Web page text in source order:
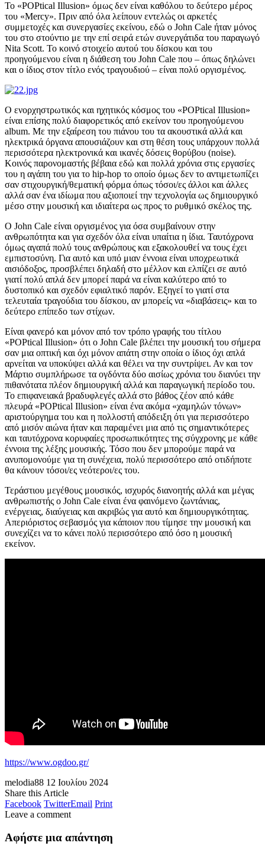
Το «POPtical Illusion» όμως δεν είναι καθόλου το δεύτερο μέρος
του «Mercy». Πριν από όλα λείπουν εντελώς οι αρκετές
συμμετοχές και συνεργασίες εκείνου, εδώ ο John Cale ήταν μόνος
του στο στούντιο με την επί σειρά ετών συνεργάτιδα του παραγωγό
Nita Scott. Το κοινό στοιχείο αυτού του δίσκου και του
προηγούμενου είναι η διάθεση του John Cale που – όπως δηλώνει
και ο ίδιος στον τίτλο ενός τραγουδιού – είναι πολύ οργισμένος.
Ο ενορχηστρωτικός και ηχητικός κόσμος του «POPtical Illusion»
είναι επίσης πολύ διαφορετικός από εκείνον του προηγούμενου
album. Με την εξαίρεση του πιάνου του τα ακουστικά αλλά και
ηλεκτρικά όργανα απουσιάζουν και στη θέση τους υπάρχουν πολλά
περισσότερα ηλεκτρονικά και ικανές δόσεις θορύβου (noise).
Κοινός παρονομαστής βέβαια εδώ και πολλά χρόνια στις εργασίες
του η αγάπη του για το hip-hop το οποίο όμως δεν το αντιμετωπίζει
σαν στιχουργική/θεματική φόρμα όπως τόσοι/ες άλλοι και άλλες
αλλά σαν ένα ιδίωμα που αξιοποιεί την τεχνολογία ως δημιουργικό
μέσο στην μουσική και ιδιαίτερα ως προς το ρυθμικό σκέλος της.
Ο John Cale είναι οργισμένος για όσα συμβαίνουν στην
ανθρωπότητα και για σχεδόν όλα είναι υπαίτια η ίδια. Ταυτόχρονα
όμως αγαπά πολύ τους ανθρώπους και εξακολουθεί να τους έχει
εμπιστοσύνη. Για αυτό και υπό μιαν έννοια είναι υποχρεωτικά
αισιόδοξος, προσβλέπει δηλαδή στο μέλλον και ελπίζει σε αυτό
γιατί πολύ απλά δεν μπορεί παρά να είναι καλύτερο από το
δυστοπικό και σχεδόν εφιαλτικό παρόν. Εξηγεί το γιατί στα
τελευταία τραγούδια του δίσκου, αν μπορείς να «διαβάσεις» και το
δεύτερο επίπεδο των στίχων.
Είναι φανερό και μόνον από τον τρόπο γραφής του τίτλου
«POPtical Illusion» ότι ο John Cale βλέπει την μουσική του σήμερα
σαν μια οπτική και όχι μόνον απάτη στην οποία ο ίδιος όχι απλά
αρνείται να υποκύψει αλλά και θέλει να την συντρίψει. Αν και τον
Μάρτιο συμπλήρωσε τα ογδόντα δύο αισίως χρόνια του διανύει την
πιθανότατα πλέον δημιουργική αλλά και παραγωγική περίοδο του.
Το επιφανειακά βραδυφλεγές αλλά στο βάθος ζέον από κάθε
πλευρά «POPtical Illusion» είναι ένα ακόμα «χαμηλών τόνων»
αριστούργημα του και η πολλοστή απόδειξη ότι για περισσότερο
από μισόν αιώνα ήταν και παραμένει μια από τις σημαντικότερες
και ταυτόχρονα κορυφαίες προσωπικότητες της σύγχρονης με κάθε
έννοια της λέξης μουσικής. Τόσο που δεν μπορούμε παρά να
ανυπομονούμε για τη συνέχεια, πολύ περισσότερο από οτιδήποτε
θα κάνουν τόσοι/ες νεότεροι/ες του.
Τεράστιου μεγέθους μουσικός, ισχυρός διανοητής αλλά και μέγας
ανθρωπιστής ο John Cale είναι ένα φαινόμενο ζωντάνιας,
ενέργειας, διαύγειας και ακριβώς για αυτό και δημιουργικότητας.
Απεριόριστος σεβασμός για κάποιον που τίμησε την μουσική και
συνεχίζει να το κάνει πολύ περισσότερο από όσο η μουσική
εκείνον.
https://www.ogdoo.gr/
melodia88 12 Ιουλίου 2024
Share this Article
Facebook TwitterEmail Print
Leave a comment
Αφήστε μια απάντηση